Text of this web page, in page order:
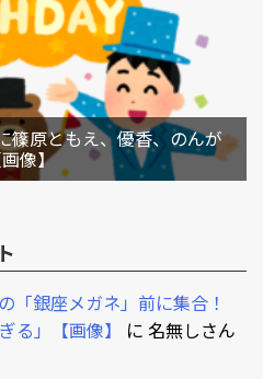
篠原ともえ、優香、のんが
像】
「銀座メガネ」前に集合！
る」【画像】
に 名無しさん